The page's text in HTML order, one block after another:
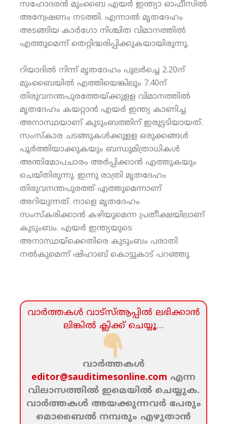
സഹോദരന്‍ മുംബൈ എയര്‍ ഇന്ത്യാ ഓഫീസില്‍
അന്വേഷണം നടത്തി. എന്നാല്‍ മൃതദേഹം
അടങ്ങിയ കാര്‍ഗോ നിശ്ചിത വിമാനത്തില്‍
എത്തുമെന്ന് തെറ്റിദ്ധരിപ്പിക്കുകയായിരുന്നു.
റിയാദില്‍ നിന്ന് മൃതദേഹം പുലര്‍ച്ചെ 2.20ന്
മുംബൈയില്‍ എത്തിയെങ്കിലും 7.40ന്
തിരുവനന്തപുരത്തേയ്ക്കുളള വിമാനത്തില്‍
മൃതദേഹം കയറ്റാന്‍ എയര്‍ ഇന്ത്യ കാണിച്ച
അനാസ്ഥയാണ് കുടുംബത്തിന് ഇരുട്ടടിയായത്.
സംസ്‌കാര ചടങ്ങുകള്‍ക്കുളള ഒരുക്കങ്ങള്‍
പൂര്‍ത്തിയാക്കുകയും ബന്ധുമിത്രാധികള്‍
അന്തിമോപചാരം അര്‍പ്പിക്കാന്‍ എത്തുകയും
ചെയ്തിരുന്നു. ഇന്നു രാത്രി മൃതദേഹം
തിരുവനന്തപുരത്ത് എത്തുമെന്നാണ്
അറിയുന്നത്. നാളെ മൃതദേഹം
സംസ്‌കരിക്കാന്‍ കഴിയുമെന്ന പ്രതീക്ഷയിലാണ്
കുടുംബം. എയര്‍ ഇന്ത്യയുടെ
അനാസ്ഥയ്‌ക്കെതിരെ കുടുംബം പരാതി
നല്‍കുമെന്ന് ഷിഹാബ് കൊട്ടുകാട് പറഞ്ഞു.
വാര്‍ത്തകള്‍ വാട്‌സ്‌ആപ്പില്‍ ലഭിക്കാന്‍
ലിങ്കില്‍ ക്ലിക്ക്‌ ചെയ്യൂ…
വാര്‍ത്തകള്‍
editor@sauditimesonline.com എന്ന
വിലാസത്തില്‍ ഇമെയില്‍ ചെയ്യുക.
വാര്‍ത്തകള്‍ അയക്കുന്നവര്‍ പേരും
മൊബൈല്‍ നമ്പരും എഴുതാന്‍